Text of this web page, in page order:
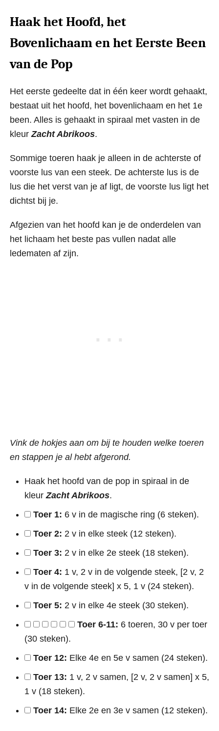
Haak het Hoofd, het
Bovenlichaam en het Eerste Been
van de Pop
Het eerste gedeelte dat in één keer wordt gehaakt,
bestaat uit het hoofd, het bovenlichaam en het 1e
been. Alles is gehaakt in spiraal met vasten in de
kleurZacht Abrikoos.
Sommige toeren haak je alleen in de achterste of
voorste lus van een steek. De achterste lus is de
lus die het verst van je af ligt, de voorste lus ligt het
dichtst bij je.
Afgezien van het hoofd kan je de onderdelen van
het lichaam het beste pas vullen nadat alle
ledematen af zijn.
Vink de hokjes aan om bij te houden welke toeren
en stappen je al hebt afgerond.
Haak het hoofd van de pop in spiraal in de
kleurZacht Abrikoos.
Toer 1: 6 v in de magische ring (6 steken).
Toer 2: 2 v in elke steek (12 steken).
Toer 3: 2 v in elke 2e steek (18 steken).
Toer 4: 1 v, 2 v in de volgende steek, [2 v, 2
v in de volgende steek] x 5, 1 v (24 steken).
Toer 5: 2 v in elke 4e steek (30 steken).
Toer 6-11: 6 toeren, 30 v per toer
(30 steken).
Toer 12: Elke 4e en 5e v samen (24 steken).
Toer 13: 1 v, 2 v samen, [2 v, 2 v samen] x 5,
1 v (18 steken).
Toer 14: Elke 2e en 3e v samen (12 steken).